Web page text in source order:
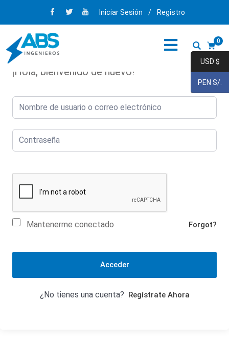
Iniciar Sesión / Registro
0
¡Hola, bienvenido de nuevo!
Mantenerme conectado Forgot?
Acceder
¿No tienes una cuenta? Regístrate Ahora
USD $
PEN S/.